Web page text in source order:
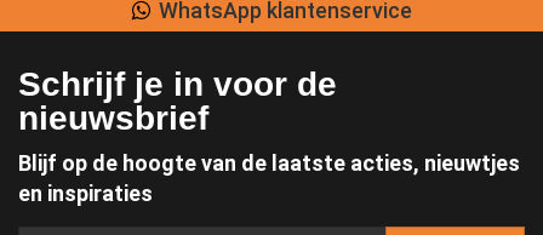
WhatsApp klantenservice
Schrijf je in voor de
nieuwsbrief
Blijf op de hoogte van de laatste acties, nieuwtjes
en inspiraties